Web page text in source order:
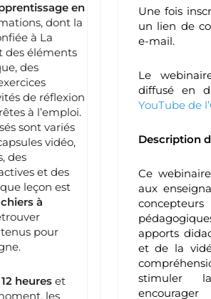
en
dont la
à La
des éléments
des
de réflexion
à l’emploi.
sont variés
vidéo,
des
et des
leçon est
à
pour
heureset
les
Une fois
un lien de
e-mail.
Le
diffusé en
YouTube de
Description
Ce
aux
apports
et de la
stimuler